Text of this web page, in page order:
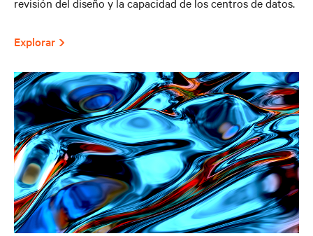
Explorar